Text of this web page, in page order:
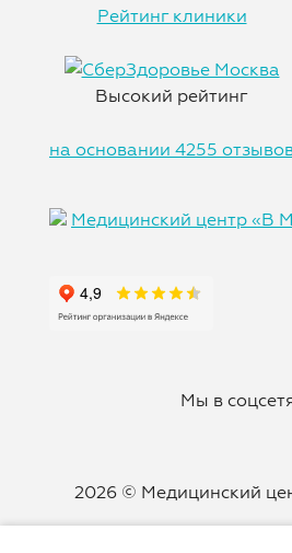
Рейтинг клиники
Высокий рейтинг
на основании 4255
Медицинский центр «В
2026 © Медицинский
Мы в